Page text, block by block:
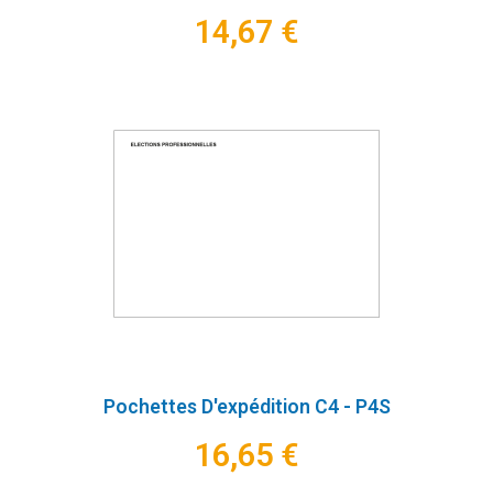
14,67 €
Pochettes D'expédition C4 - P4S
16,65 €